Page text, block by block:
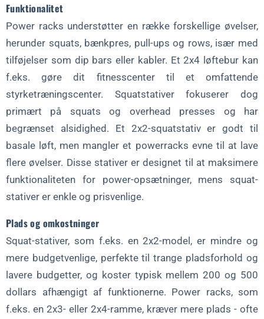
Funktionalitet
Power racks understøtter en række forskellige øvelser,
herunder squats, bænkpres, pull-ups og rows, især med
tilføjelser som dip bars eller kabler. Et 2x4 løftebur kan
f.eks. gøre dit fitnesscenter til et omfattende
styrketræningscenter. Squatstativer fokuserer dog
primært på squats og overhead presses og har
begrænset alsidighed. Et 2x2-squatstativ er godt til
basale løft, men mangler et powerracks evne til at lave
flere øvelser. Disse stativer er designet til at maksimere
funktionaliteten for power-opsætninger, mens squat-
stativer er enkle og prisvenlige.
Plads og omkostninger
Squat-stativer, som f.eks. en 2x2-model, er mindre og
mere budgetvenlige, perfekte til trange pladsforhold og
lavere budgetter, og koster typisk mellem 200 og 500
dollars afhængigt af funktionerne. Power racks, som
f.eks. en 2x3- eller 2x4-ramme, kræver mere plads - ofte